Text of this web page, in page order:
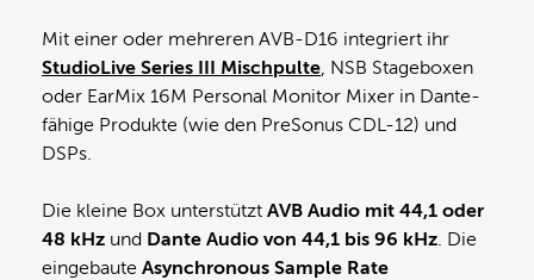
Mit einer oder mehreren AVB-D16 integriert ihr
StudioLive Series III Mischpulte, NSB Stageboxen
oder EarMix 16M Personal Monitor Mixer in Dante-
fähige Produkte (wie den PreSonus CDL-12) und
DSPs.
Die kleine Box unterstützt AVB Audio mit 44,1 oder
48 kHz und Dante Audio von 44,1 bis 96 kHz. Die
eingebaute Asynchronous Sample Rate